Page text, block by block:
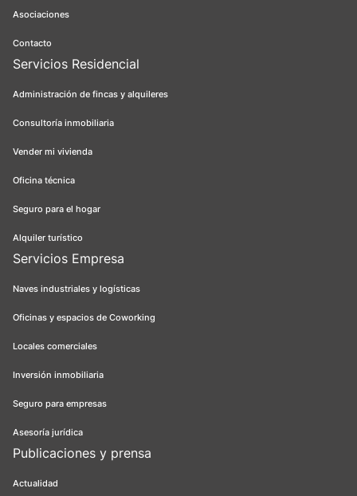
Asociaciones
Contacto
Servicios Residencial
Administración de fincas y alquileres
Consultoría inmobiliaria
Vender mi vivienda
Oficina técnica
Seguro para el hogar
Alquiler turístico
Servicios Empresa
Naves industriales y logísticas
Oficinas y espacios de Coworking
Locales comerciales
Inversión inmobiliaria
Seguro para empresas
Asesoría jurídica
Publicaciones y prensa
Actualidad